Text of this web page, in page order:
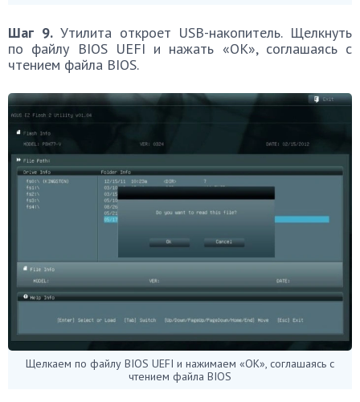
Шаг 9.Утилита откроет USB-накопитель. Щелкнуть
по файлу BIOS UEFI и нажать «OK», соглашаясь c
чтением файла BIOS.
Щелкаем по файлу BIOS UEFI и нажимаем «OK», соглашаясь c
чтением файла BIOS